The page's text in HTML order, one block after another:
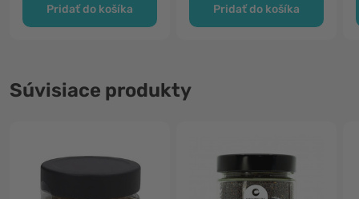
Pridať do košíka Pridať do košíka
Súvisiace produkty